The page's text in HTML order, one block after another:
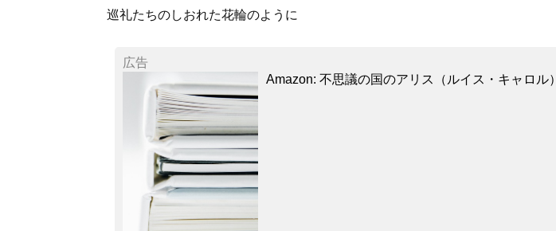
巡礼たちのしおれた花輪のように
広告
Amazon: 不思議の国のアリス（ルイス・キャロル）